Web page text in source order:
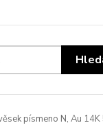
písmeno N, Au